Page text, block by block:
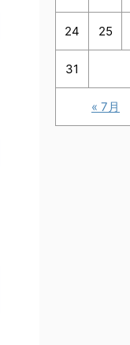
« 7月
24 25
31